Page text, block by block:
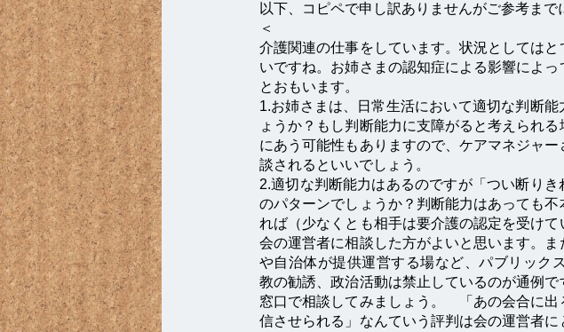
以下、コピペで申し訳ありませんがご参考まで
＜
介護関連の仕事をしています。状況としてはと
いですね。お姉さまの認知症による影響によっ
とおもいます。
1.お姉さまは、日常生活において適切な判断能
ょうか？もし判断能力に支障がると考えられ
にあう可能性もありますので、ケアマネジャー
談されるといいでしょう。
2.適切な判断能力はあるのですが「つい断りき
のパターンでしょうか？判断能力はあっても不
れば（少なくとも相手は要介護の認定を受けて
会の運営者に相談した方がよいと思います。ま
や自治体が提供運営する場など、パブリック
教の勧誘、政治活動は禁止しているのが通例で
窓口で相談してみましょう。 「あの会合に出
信させられる」なんていう評判は会の運営者に